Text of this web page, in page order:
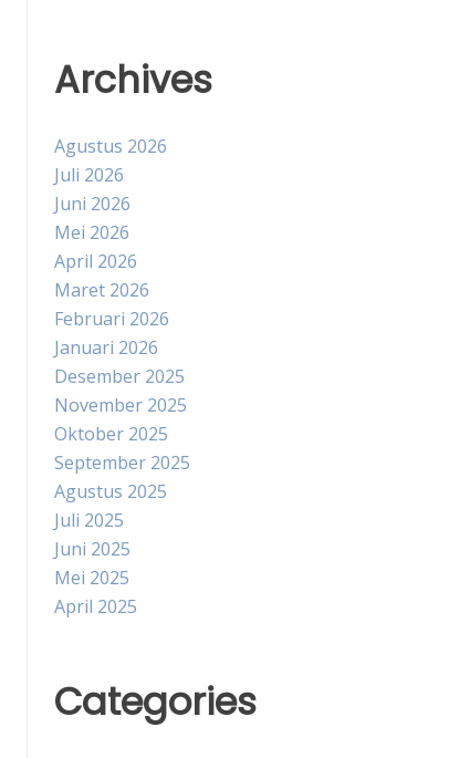
Archives
Agustus 2026
Juli 2026
Juni 2026
Mei 2026
April 2026
Maret 2026
Februari 2026
Januari 2026
Desember 2025
November 2025
Oktober 2025
September 2025
Agustus 2025
Juli 2025
Juni 2025
Mei 2025
April 2025
Categories